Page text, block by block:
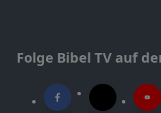
Folge Bibel TV auf